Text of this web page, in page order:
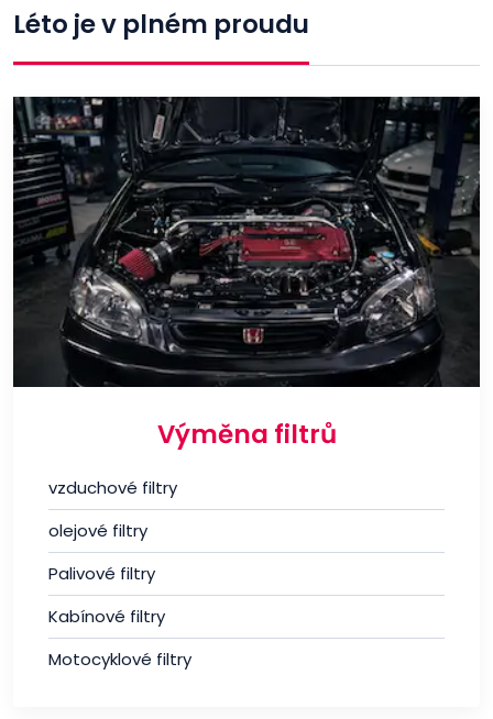
Léto je v plném proudu
Výměna filtrů
vzduchové filtry
olejové filtry
Palivové filtry
Kabínové filtry
Motocyklové filtry